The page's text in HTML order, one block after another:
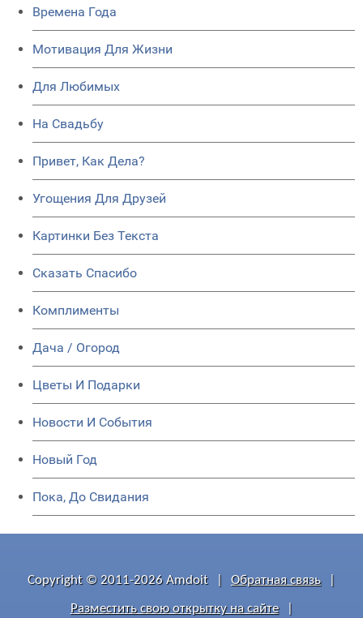
Времена Года
Мотивация Для Жизни
Для Любимых
На Свадьбу
Привет, Как Дела?
Угощения Для Друзей
Картинки Без Текста
Сказать Спасибо
Комплименты
Дача / Огород
Цветы И Подарки
Новости И События
Новый Год
Пока, До Свидания
Copyright © 2011-2026 Amdoit Обратная связь
Разместить свою открытку на сайте